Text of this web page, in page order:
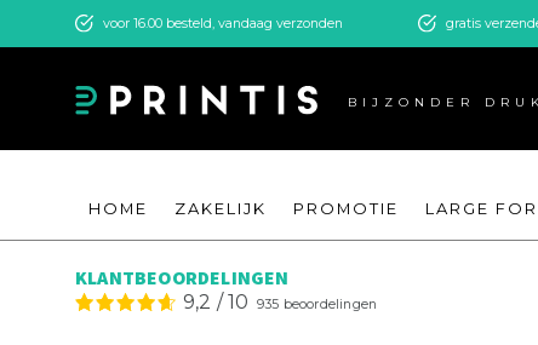
voor 16.00 besteld, vandaag verzonden gratis
BIJZONDER
HOME ZAKELIJK PROMOTIE LARGE
KLANTBEOORDELINGEN
9,2 /10 935 beoordelingen